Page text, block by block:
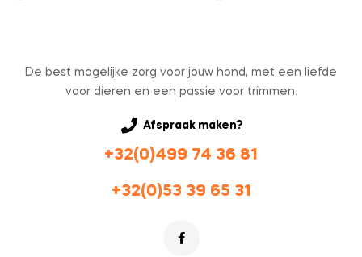
De best mogelijke zorg voor jouw hond, met een liefde
voor dieren en een passie voor trimmen.
Afspraak maken?
+32(0)499 74 36 81
+32(0)53 39 65 31